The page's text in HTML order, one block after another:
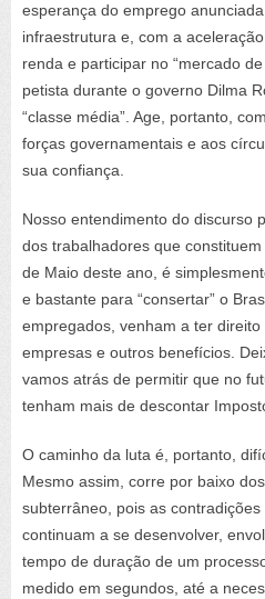
esperança do emprego
infraestrutura e, com a
renda e participar no “mercado
petista durante o governo Dilma
“classe média”. Age, portanto,
forças governamentais e aos
sua confiança.
Nosso entendimento do discurso
dos trabalhadores que
de Maio deste ano, é
e bastante para “consertar” o
empregados, venham a ter
empresas e outros benefícios.
vamos atrás de permitir que no
tenham mais de descontar
O caminho da luta é, portanto,
Mesmo assim, corre por baixo
subterrâneo, pois as
continuam a se desenvolver,
tempo de duração de um
medido em segundos, até a